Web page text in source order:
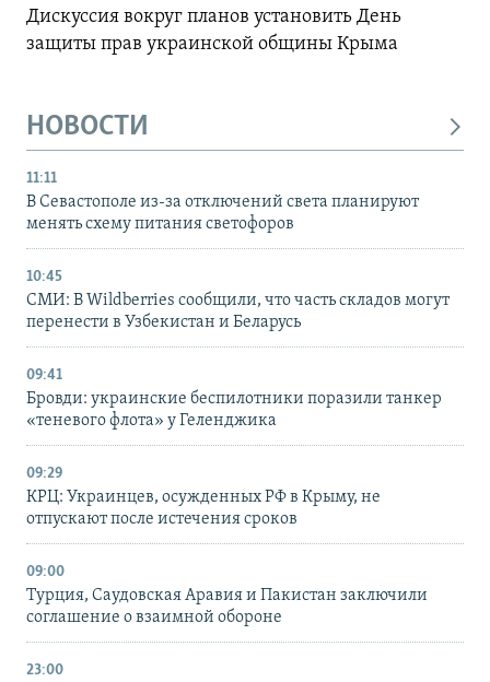
Дискуссия вокруг планов установить День
защиты прав украинской общины Крыма
НОВОСТИ
11:11
В Севастополе из-за отключений света планируют
менять схему питания светофоров
10:45
СМИ: В Wildberries сообщили, что часть складов могут
перенести в Узбекистан и Беларусь
09:41
Бровди: украинские беспилотники поразили танкер
«теневого флота» у Геленджика
09:29
КРЦ: Украинцев, осужденных РФ в Крыму, не
отпускают после истечения сроков
09:00
Турция, Саудовская Аравия и Пакистан заключили
соглашение о взаимной обороне
23:00